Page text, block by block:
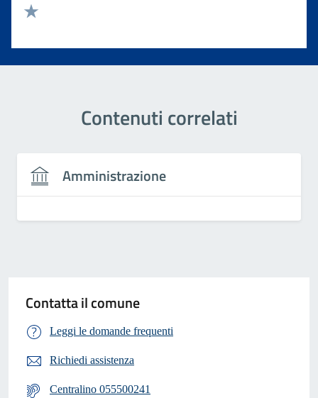
Valuta 2 stelle su 5
Contenuti correlati
Amministrazione
Contatta il comune
Leggi le domande frequenti
Richiedi assistenza
Centralino 055500241